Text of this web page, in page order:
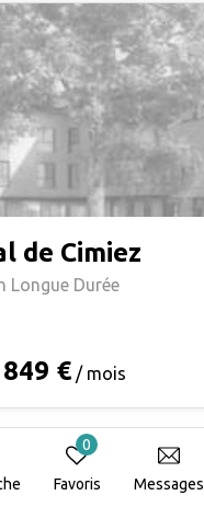
de Cimiez
Longue Durée
€ / mois
Favoris
0
Messages